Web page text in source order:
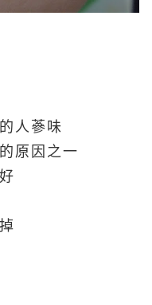
人蔘味
原因之一